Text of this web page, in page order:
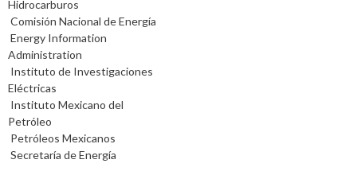
Hidrocarburos
Comisión Nacional de Energía
Energy Information
Administration
Instituto de Investigaciones
Eléctricas
Instituto Mexicano del
Petróleo
Petróleos Mexicanos
Secretaría de Energía